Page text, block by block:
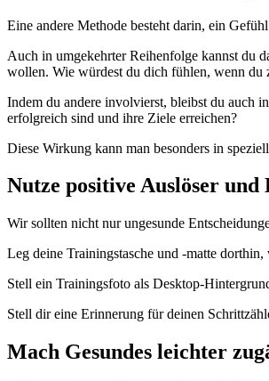
Eine andere Methode besteht darin, ein
Auch in umgekehrter Reihenfolge kannst du
wollen. Wie würdest du dich fühlen, wenn du
Indem du andere involvierst, bleibst du auch
erfolgreich sind und ihre Ziele erreichen?
Diese Wirkung kann man besonders in
Nutze positive Auslöser
Wir sollten nicht nur ungesunde
Leg deine Trainingstasche und -matte
Stell ein Trainingsfoto als Desktop-
Stell dir eine Erinnerung für deinen
Mach Gesundes leichter